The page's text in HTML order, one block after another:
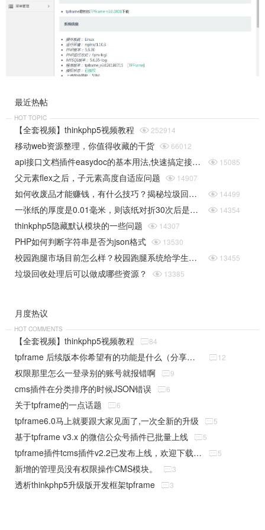
最近热帖
HOT TOPIC
【全套视频】thinkphp5视频教程  252914
移动web资源整理，你值得收藏的干货  66012
api接口文档插件easydoc的基本用法,快速搞定接口文档  15085
父元素flex之后，子元素高度自适应问题  14907
如何收废品才能赚钱，有什么技巧？揭秘垃圾回收行业的一些规则  14499
一张纸的厚度是0.01毫米，则该纸对折30次后是多厚（据说超过珠穆朗玛峰的高度）php实现  14354
thinkphp5隐藏默认模块的一些问题  14307
PHP如何判断字符串是否为json格式  13530
校园跑腿市场目前怎么样？校园跑腿系统给学生带来了哪些便捷？  13455
垃圾回收处理后可以做成哪些资源？  13385
月度热议
HOT COMMENTS
【全套视频】thinkphp5视频教程 84
tpframe 后续版本你希望有的功能是什么（分享贴） 12
权限那里怎么一登录别的账号就报错啊 9
cms插件在分类排序的时候JSON错误 6
关于tpframe的一点话题 6
tpframe6.0马上就要跟大家见面了,一次全新的升级 5
基于tpframe v3.x 的微信公众号插件已批量上线 5
tpframe插件tcms插件v2.2已发布上线，欢迎下载使用 5
新增的管理员没有权限操作CMS模块。 3
透析thinkphp5升级版开发框架tpframe 3